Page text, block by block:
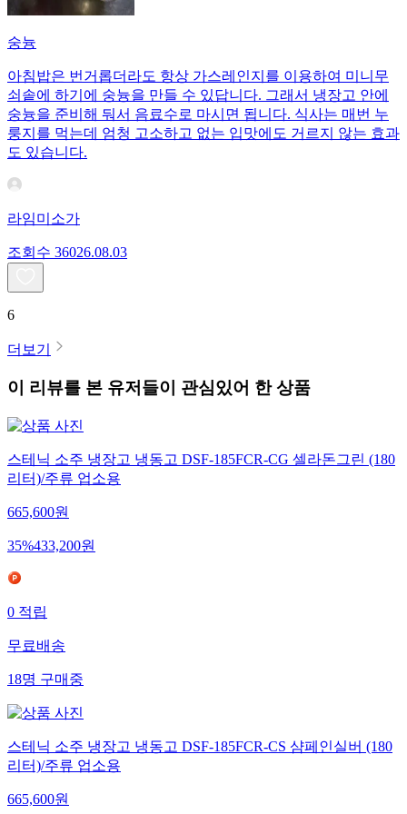
숭늉
아침밥은 번거롭더라도 항상 가스레인지를 이용하여 미니무
쇠솥에 하기에 숭늉을 만들 수 있답니다. 그래서 냉장고 안에
숭늉을 준비해 둬서 음료수로 마시면 됩니다. 식사는 매번 누
룽지를 먹는데 엄청 고소하고 없는 입맛에도 거르지 않는 효과
도 있습니다.
라임미소가
조회수 36026.08.03
6
더보기
이 리뷰를 본 유저들이 관심있어 한 상품
스테닉 소주 냉장고 냉동고 DSF-185FCR-CG 셀라돈그린 (180
리터)/주류 업소용
665,600원
35%433,200원
0 적립
무료배송
18명 구매중
스테닉 소주 냉장고 냉동고 DSF-185FCR-CS 샴페인실버 (180
리터)/주류 업소용
665,600원